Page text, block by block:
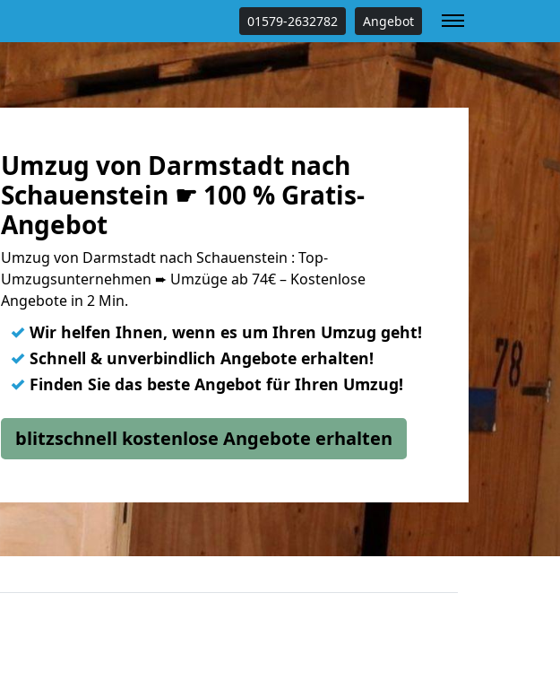
01579-2632782 Angebot
Umzug von Darmstadt nach
Schauenstein ☛ 100 % Gratis-
Angebot
Umzug von Darmstadt nach Schauenstein : Top-
Umzugsunternehmen ➨ Umzüge ab 74€ – Kostenlose
Angebote in 2 Min.
✓ Wir helfen Ihnen, wenn es um Ihren Umzug geht!
✓ Schnell & unverbindlich Angebote erhalten!
✓ Finden Sie das beste Angebot für Ihren Umzug!
blitzschnell kostenlose Angebote erhalten